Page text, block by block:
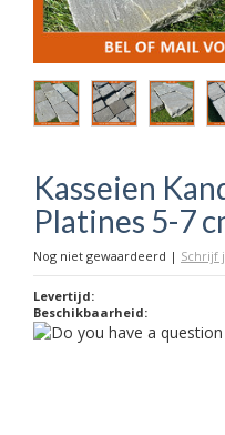
Kasseien
Platines 5-7
Nog niet gewaardeerd | Schrijf
Levertijd:
Beschikbaarheid: